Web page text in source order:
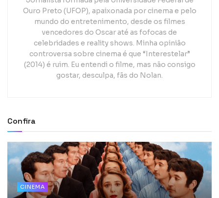
Ouro Preto (UFOP), apaixonada por cinema e pelo
mundo do entretenimento, desde os filmes
vencedores do Oscar até as fofocas de
celebridades e reality shows. Minha opinião
controversa sobre cinema é que “Interestelar”
(2014) é ruim. Eu entendi o filme, mas não consigo
gostar, desculpa, fãs do Nolan.
Confira
CINEMA